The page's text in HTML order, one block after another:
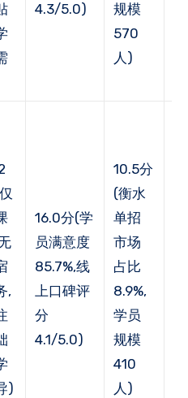
4.3/5.0)
规模
570
人)
,
)
16.0分(学
员满意度
85.7%,线
上口碑评
分
4.1/5.0)
10.5分
(衡水
单招
市场
占比
8.9%,
学员
规模
410
人)